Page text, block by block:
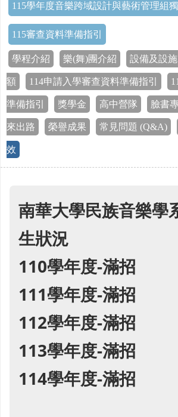
115學年度音樂跨域設計與藝術管理組
115審查資料準備指引
學程介紹 樂(舞)團介紹 設備及設施
額 114申請入學審查資料準備指引
準備指引 獎學金 高中營隊 臉書
來出路 榮譽成果 常見問題 (Q&A)
效
南華大學民族音樂學
生狀況
110學年度-滿招
111學年度-滿招
112學年度-滿招
113學年度-滿招
114學年度-滿招